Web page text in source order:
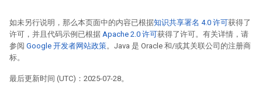
如未另行说明，那么本页面中的内容已根据知识共享署名 4.0 许可获得了
许可，并且代码示例已根据 Apache 2.0 许可获得了许可。有关详情，请
参阅 Google 开发者网站政策。Java 是 Oracle 和/或其关联公司的注册商
标。
最后更新时间 (UTC)：2025-07-28。